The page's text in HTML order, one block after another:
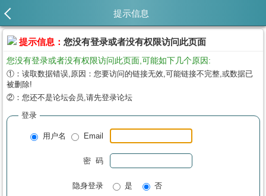
提示信息
提示信息： 您没有登录或者没有权限访问此页面
您没有登录或者没有权限访问此页面,可能如下几个原因:
①：读取数据错误,原因：您要访问的链接无效,可能链接不完整,或数据已
被删除!
②：您还不是论坛会员,请先登录论坛
登录
用户名 Email
密 码
隐身登录 是 否